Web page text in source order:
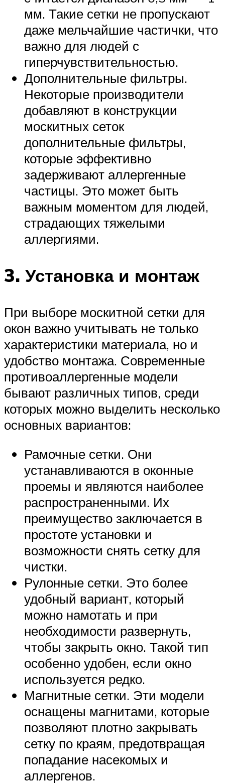
мм. Такие сетки не пропускают
даже мельчайшие частички, что
важно для людей с
гиперчувствительностью.
Дополнительные фильтры.
Некоторые производители
добавляют в конструкции
москитных сеток
дополнительные фильтры,
которые эффективно
задерживают аллергенные
частицы. Это может быть
важным моментом для людей,
страдающих тяжелыми
аллергиями.
3. Установка и монтаж
При выборе москитной сетки для
окон важно учитывать не только
характеристики материала, но и
удобство монтажа. Современные
противоаллергенные модели
бывают различных типов, среди
которых можно выделить несколько
основных вариантов:
Рамочные сетки. Они
устанавливаются в оконные
проемы и являются наиболее
распространенными. Их
преимущество заключается в
простоте установки и
возможности снять сетку для
чистки.
Рулонные сетки. Это более
удобный вариант, который
можно намотать и при
необходимости развернуть,
чтобы закрыть окно. Такой тип
особенно удобен, если окно
используется редко.
Магнитные сетки. Эти модели
оснащены магнитами, которые
позволяют плотно закрывать
сетку по краям, предотвращая
попадание насекомых и
аллергенов.